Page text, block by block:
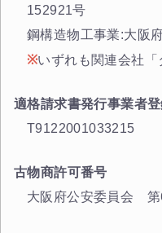
152921号
鋼構造物工事業:大阪
いずれも関連会社
適格請求書発行事業者
T9122001033215
古物商許可番号
大阪府公安委員会